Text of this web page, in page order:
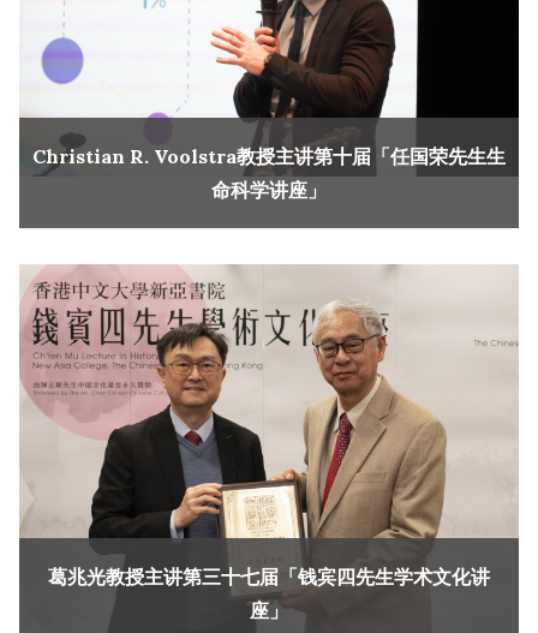
Christian R. Voolstra教授主讲第十届「任国荣先生生
命科学讲座」
葛兆光教授主讲第三十七届「钱宾四先生学术文化讲
座」